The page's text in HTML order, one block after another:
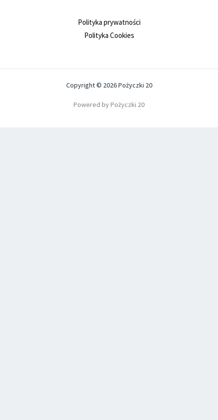
Polityka prywatności
Polityka Cookies
Copyright © 2026 Pożyczki 20
Powered by Pożyczki 20